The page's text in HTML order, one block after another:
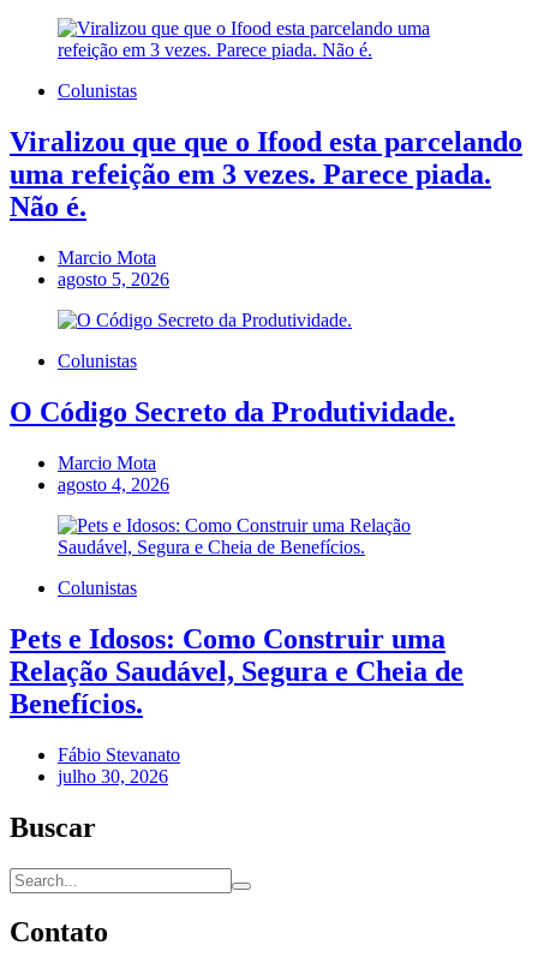
Colunistas
Viralizou que que o Ifood esta parcelando
uma refeição em 3 vezes. Parece piada.
Não é.
Marcio Mota
agosto 5, 2026
Colunistas
O Código Secreto da Produtividade.
Marcio Mota
agosto 4, 2026
Colunistas
Pets e Idosos: Como Construir uma
Relação Saudável, Segura e Cheia de
Benefícios.
Fábio Stevanato
julho 30, 2026
Buscar
Contato